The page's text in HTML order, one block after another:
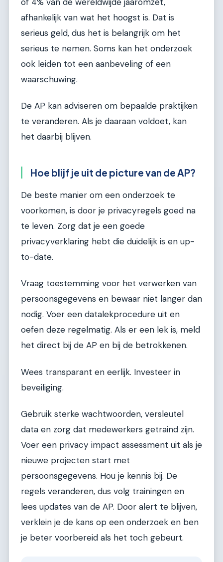
afhankelijk van wat het hoogst is. Dat is
serieus geld, dus het is belangrijk om het
serieus te nemen. Soms kan het onderzoek
ook leiden tot een aanbeveling of een
waarschuwing.
De AP kan adviseren om bepaalde praktijken
te veranderen. Als je daaraan voldoet, kan
het daarbij blijven.
Hoe blijf je uit de picture van de AP?
De beste manier om een onderzoek te
voorkomen, is door je privacyregels goed na
te leven. Zorg dat je een goede
privacyverklaring hebt die duidelijk is en up-
to-date.
Vraag toestemming voor het verwerken van
persoonsgegevens en bewaar niet langer dan
nodig. Voer een datalekprocedure uit en
oefen deze regelmatig. Als er een lek is, meld
het direct bij de AP en bij de betrokkenen.
Wees transparant en eerlijk. Investeer in
beveiliging.
Gebruik sterke wachtwoorden, versleutel
data en zorg dat medewerkers getraind zijn.
Voer een privacy impact assessment uit als je
nieuwe projecten start met
persoonsgegevens. Hou je kennis bij. De
regels veranderen, dus volg trainingen en
lees updates van de AP. Door alert te blijven,
verklein je de kans op een onderzoek en ben
je beter voorbereid als het toch gebeurt.